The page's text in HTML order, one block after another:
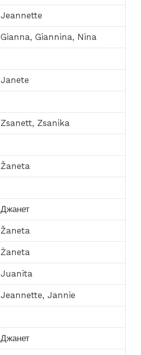
Jeannette
Gianna, Giannina, Nina
Janete
Zsanett, Zsanika
Žaneta
Джанет
Žaneta
Żaneta
Juanita
Jeannette, Jannie
Джанет